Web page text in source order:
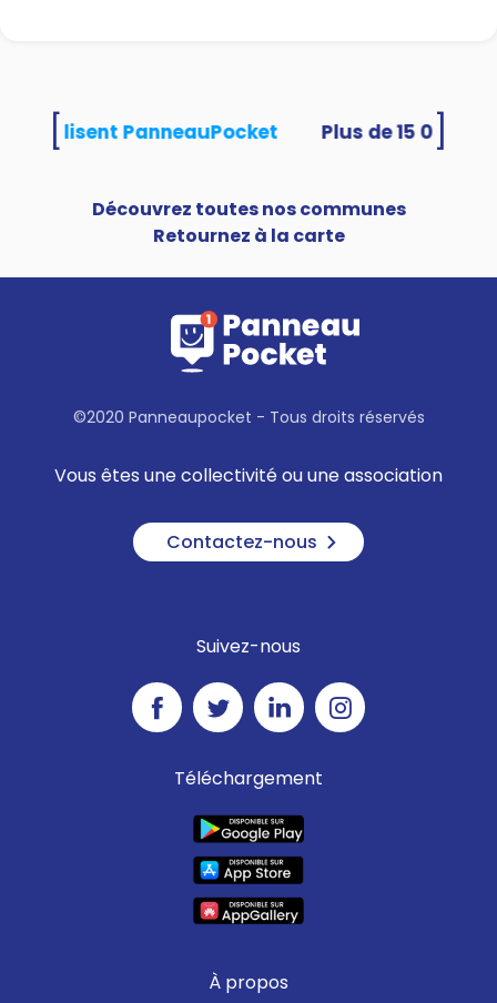
utilisent PanneauPocket
Découvrez toutes nos communes
Retournez à la carte
©2020 Panneaupocket - Tous droits réservés
Vous êtes une collectivité ou une association
Contactez-nous
Suivez-nous
Téléchargement
À propos